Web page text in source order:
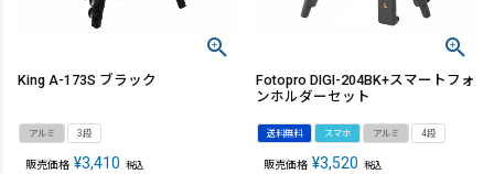
King A-173S ブラック
アルミ 3段
販売価格 ¥3,410 税込
Fotopro DIGI-204BK+スマートフォ
ンホルダーセット
送料無料 スマホ アルミ 4段
販売価格 ¥3,520 税込